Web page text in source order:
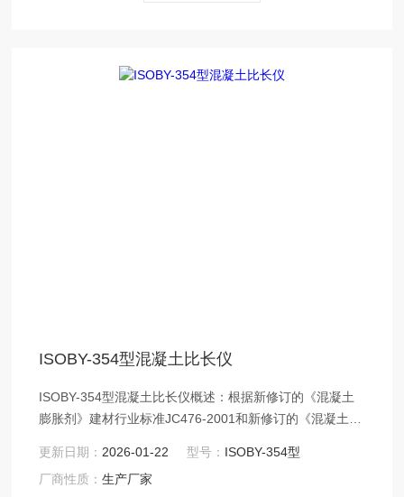
ISOBY-354型混凝土比长仪
ISOBY-354型混凝土比长仪概述：根据新修订的《混凝土
膨胀剂》建材行业标准JC476-2001和新修订的《混凝土外
的修改测长的百分表改为千分表，仪器结构精度要求更
高。
更新日期： 2026-01-22 型号： ISOBY-354型
厂商性质：生产厂家